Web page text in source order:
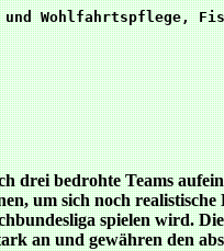
Wohlfahrtspflege,
drei bedrohte Teams
um sich noch
spielen wird.
an und gewähren den